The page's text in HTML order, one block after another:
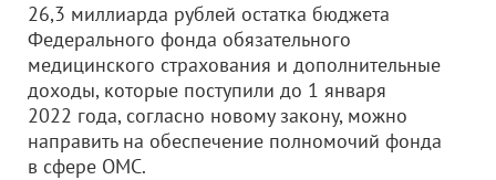
26,3 миллиарда рублей остатка бюджета
Федерального фонда обязательного
медицинского страхования и дополнительные
доходы, которые поступили до 1 января
2022 года, согласно новому закону, можно
направить на обеспечение полномочий фонда
в сфере ОМС.